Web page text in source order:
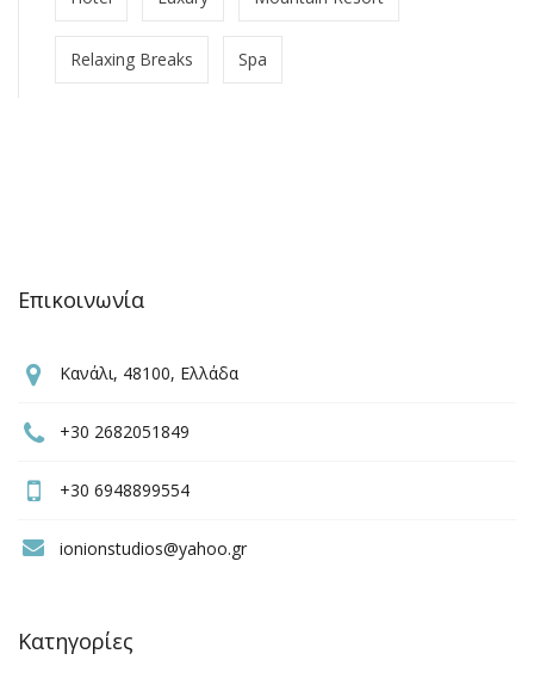
Relaxing Breaks Spa
Επικοινωνία
Κανάλι, 48100, Ελλάδα
+30 2682051849
+30 6948899554
ionionstudios@yahoo.gr
Κατηγορίες